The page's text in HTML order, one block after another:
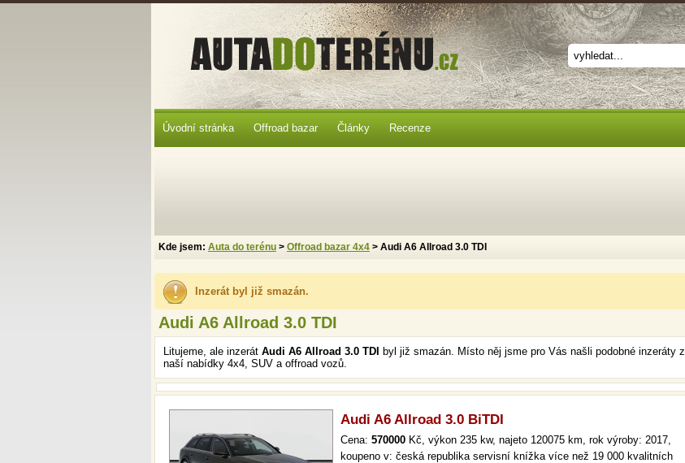
Inzerát byl již smazán.
Audi A6 Allroad 3.0 TDI
Litujeme, ale inzerát Audi A6 Allroad 3.0 TDI
byl již smazán. Místo něj jsme pro Vás našli podobné inzeráty z
naší nabídky 4x4, SUV a offroad vozů.
Audi A6 Allroad 3.0 BiTDI
Cena: 570000 Kč, výkon 235 kw, najeto 120075 km, rok výroby: 2017,
koupeno v: česká republika servisní knížka více než 19 000 kvalitních
Úvodní stránka Offroad bazar Články Recenze
Kde jsem: Auta do terénu > Offroad bazar 4x4 > Audi A6 Allroad 3.0 TDI